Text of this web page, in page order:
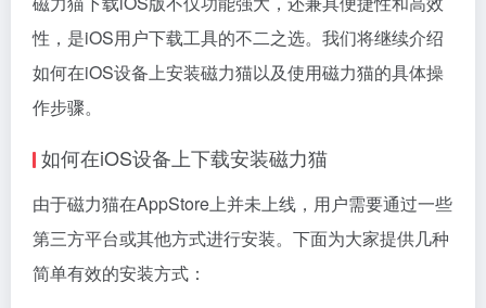
性，是iOS用户下载工具的不二之选。我们将继续介绍
如何在iOS设备上安装磁力猫以及使用磁力猫的具体操
作步骤。
如何在iOS设备上下载安装磁力猫
由于磁力猫在AppStore上并未上线，用户需要通过一些
第三方平台或其他方式进行安装。下面为大家提供几种
简单有效的安装方式：